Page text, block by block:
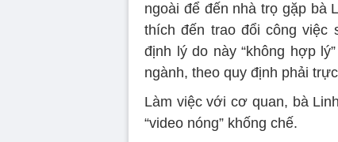
ngoài để đến nhà trọ gặp bà
thích đến trao đổi công việc
định lý do này “không hợp
ngành, theo quy định phải
Làm việc với cơ quan, bà
“video nóng” khống chế.